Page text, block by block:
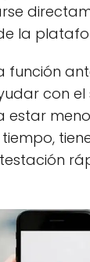
la
función
con el
estar